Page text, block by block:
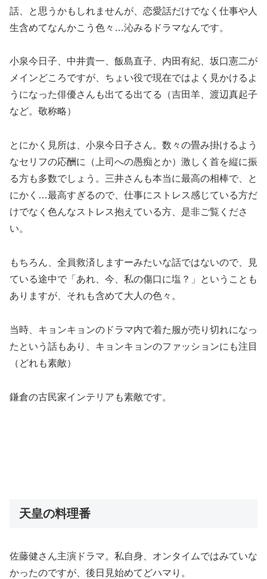
話、と思うかもしれませんが、恋愛話だけでなく仕事や人
生含めてなんかこう色々…沁みるドラマなんです。
小泉今日子、中井貴一、飯島直子、内田有紀、坂口憲二が
メインどころですが、ちょい役で現在ではよく見かけるよ
うになった俳優さんも出てる出てる（吉田羊、渡辺真起子
など。敬称略）
とにかく見所は、小泉今日子さん。数々の畳み掛けるよう
なセリフの応酬に（上司への愚痴とか）激しく首を縦に振
る方も多数でしょう。三井さんも本当に最高の相棒で、と
にかく…最高すぎるので、仕事にストレス感じている方だ
けでなく色んなストレス抱えている方、是非ご覧くださ
い。
もちろん、全員救済しますーみたいな話ではないので、見
ている途中で「あれ、今、私の傷口に塩？」ということも
ありますが、それも含めて大人の色々。
当時、キョンキョンのドラマ内で着た服が売り切れになっ
たという話もあり、キョンキョンのファッションにも注目
（どれも素敵）
鎌倉の古民家インテリアも素敵です。
天皇の料理番
佐藤健さん主演ドラマ。私自身、オンタイムではみていな
かったのですが、後日見始めてどハマり。